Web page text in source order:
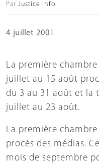
Par Justice Info
4 juillet 2001
La première chambre
juillet au 15 août
du 3 au 31 août et la
juillet au 23 août.
La première
procès des médias.
mois de septembre